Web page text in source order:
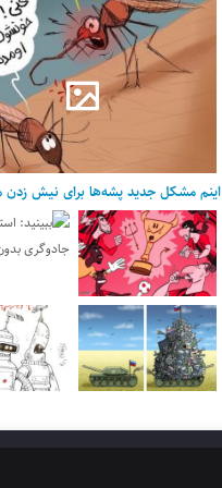
اینم مشکل جدید پشه‌ها برای نیش زدن